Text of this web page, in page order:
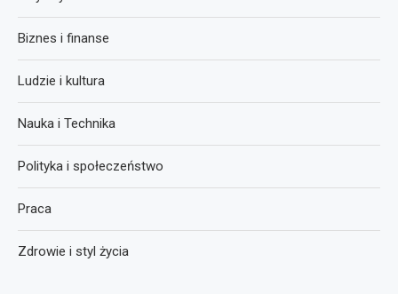
Biznes i finanse
Ludzie i kultura
Nauka i Technika
Polityka i społeczeństwo
Praca
Zdrowie i styl życia